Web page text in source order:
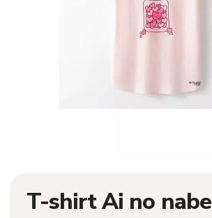
T-shirt Ai no nabe